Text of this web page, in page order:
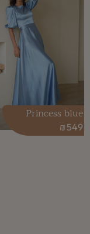
549
₪
Princess blue